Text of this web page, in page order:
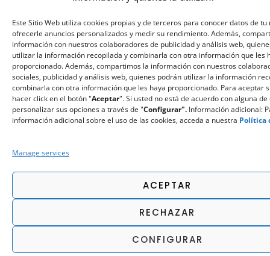
Este Sitio Web utiliza cookies propias y de terceros para conocer datos de tu
ofrecerle anuncios personalizados y medir su rendimiento. Además,
información con nuestros colaboradores de publicidad y análisis web,
utilizar la información recopilada y combinarla con otra información que les
proporcionado. Además, compartimos la información con nuestros
sociales, publicidad y análisis web, quienes podrán utilizar la información
combinarla con otra información que les haya proporcionado. Para aceptar
hacer click en el botón "Aceptar". Si usted no está de acuerdo con alguna
personalizar sus opciones a través de "Configurar". Información adicional:
información adicional sobre el uso de las cookies, acceda a nuestra Política
Manage services
ACEPTAR
RECHAZAR
CONFIGURAR